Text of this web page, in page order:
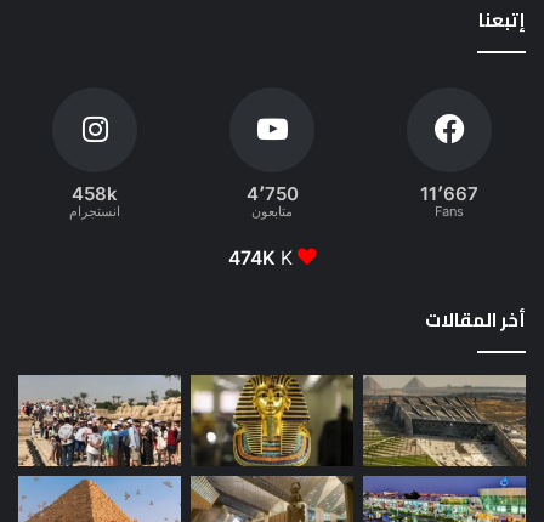
إتبعنا
11٬667
Fans
4٬750
متابعون
458k
انستجرام
474K K
أخر المقالات